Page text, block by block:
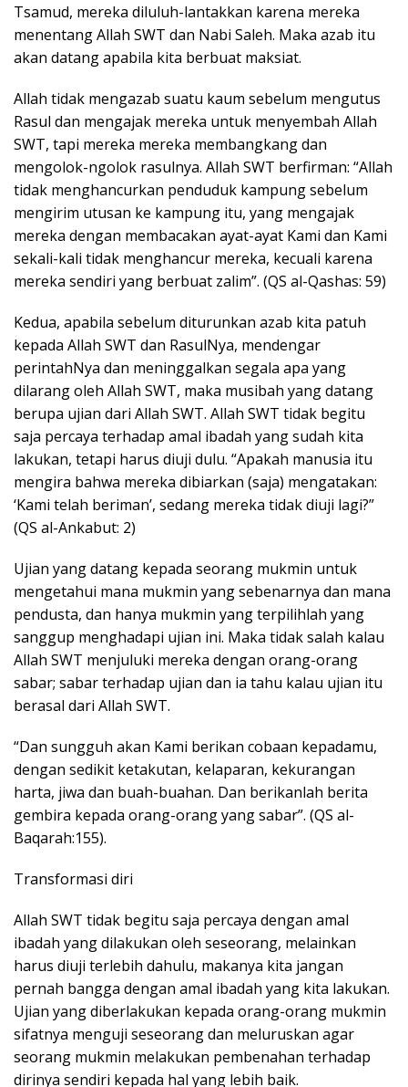
Tsamud, mereka diluluh-lantakkan karena mereka
menentang Allah SWT dan Nabi Saleh. Maka azab itu
akan datang apabila kita berbuat maksiat.
Allah tidak mengazab suatu kaum sebelum mengutus
Rasul dan mengajak mereka untuk menyembah Allah
SWT, tapi mereka mereka membangkang dan
mengolok-ngolok rasulnya. Allah SWT berfirman: “Allah
tidak menghancurkan penduduk kampung sebelum
mengirim utusan ke kampung itu, yang mengajak
mereka dengan membacakan ayat-ayat Kami dan Kami
sekali-kali tidak menghancur mereka, kecuali karena
mereka sendiri yang berbuat zalim”. (QS al-Qashas: 59)
Kedua, apabila sebelum diturunkan azab kita patuh
kepada Allah SWT dan RasulNya, mendengar
perintahNya dan meninggalkan segala apa yang
dilarang oleh Allah SWT, maka musibah yang datang
berupa ujian dari Allah SWT. Allah SWT tidak begitu
saja percaya terhadap amal ibadah yang sudah kita
lakukan, tetapi harus diuji dulu. “Apakah manusia itu
mengira bahwa mereka dibiarkan (saja) mengatakan:
‘Kami telah beriman’, sedang mereka tidak diuji lagi?”
(QS al-Ankabut: 2)
Ujian yang datang kepada seorang mukmin untuk
mengetahui mana mukmin yang sebenarnya dan mana
pendusta, dan hanya mukmin yang terpilihlah yang
sanggup menghadapi ujian ini. Maka tidak salah kalau
Allah SWT menjuluki mereka dengan orang-orang
sabar; sabar terhadap ujian dan ia tahu kalau ujian itu
berasal dari Allah SWT.
“Dan sungguh akan Kami berikan cobaan kepadamu,
dengan sedikit ketakutan, kelaparan, kekurangan
harta, jiwa dan buah-buahan. Dan berikanlah berita
gembira kepada orang-orang yang sabar”. (QS al-
Baqarah:155).
Transformasi diri
Allah SWT tidak begitu saja percaya dengan amal
ibadah yang dilakukan oleh seseorang, melainkan
harus diuji terlebih dahulu, makanya kita jangan
pernah bangga dengan amal ibadah yang kita lakukan.
Ujian yang diberlakukan kepada orang-orang mukmin
sifatnya menguji seseorang dan meluruskan agar
seorang mukmin melakukan pembenahan terhadap
dirinya sendiri kepada hal yang lebih baik.